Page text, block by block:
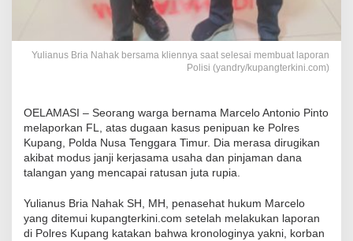
Yulianus Bria Nahak bersama kliennya saat selesai membuat laporan
Polisi (yandry/kupangterkini.com)
OELAMASI – Seorang warga bernama Marcelo Antonio Pinto
melaporkan FL, atas dugaan kasus penipuan ke Polres
Kupang, Polda Nusa Tenggara Timur. Dia merasa dirugikan
akibat modus janji kerjasama usaha dan pinjaman dana
talangan yang mencapai ratusan juta rupia.
Yulianus Bria Nahak SH, MH, penasehat hukum Marcelo
yang ditemui kupangterkini.com setelah melakukan laporan
di Polres Kupang katakan bahwa kronologinya yakni, korban